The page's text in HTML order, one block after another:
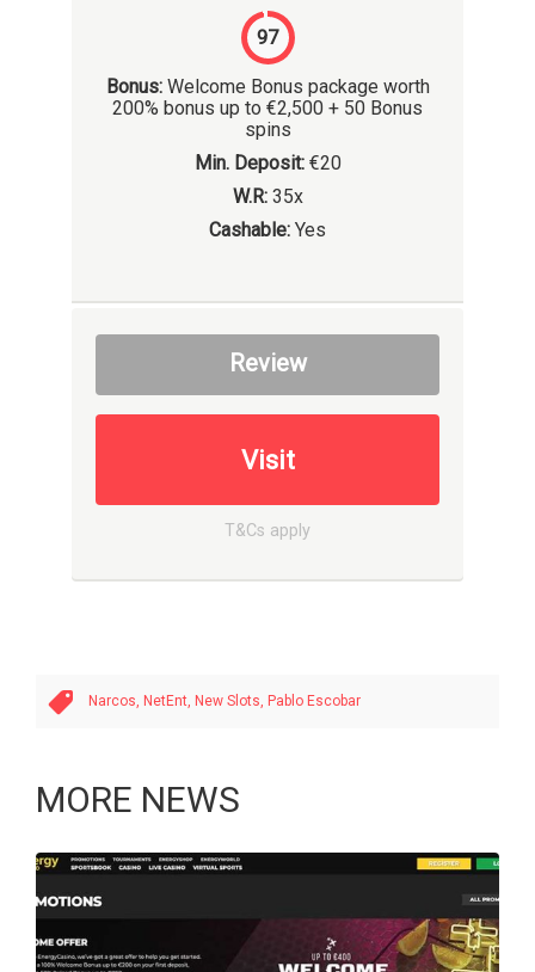
97
Bonus: Welcome Bonus package worth
200% bonus up to €2,500 + 50 Bonus
spins
Min. Deposit: €20
W.R: 35x
Cashable: Yes
Review
Visit
T&Cs apply
Narcos, NetEnt, New Slots, Pablo Escobar
MORE NEWS